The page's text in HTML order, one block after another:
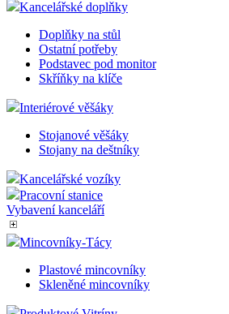
Kancelářské doplňky
Doplňky na stůl
Ostatní potřeby
Podstavec pod monitor
Skříňky na klíče
Interiérové věšáky
Stojanové věšáky
Stojany na deštníky
Kancelářské vozíky
Pracovní stanice
Vybavení kanceláří
Mincovníky-Tácy
Plastové mincovníky
Skleněné mincovníky